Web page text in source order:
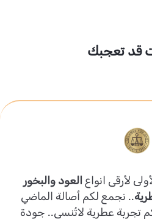
قد تعجبك
لأرقى انواع العود والبخور
.. نجمع لكم أصالة الماضي
تجربة عطرية لاتُنسى.. جودة